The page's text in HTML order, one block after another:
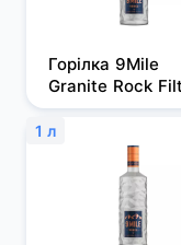
Горілка 9Mile
Granite Rock
0,5л, 37,5%
1 л